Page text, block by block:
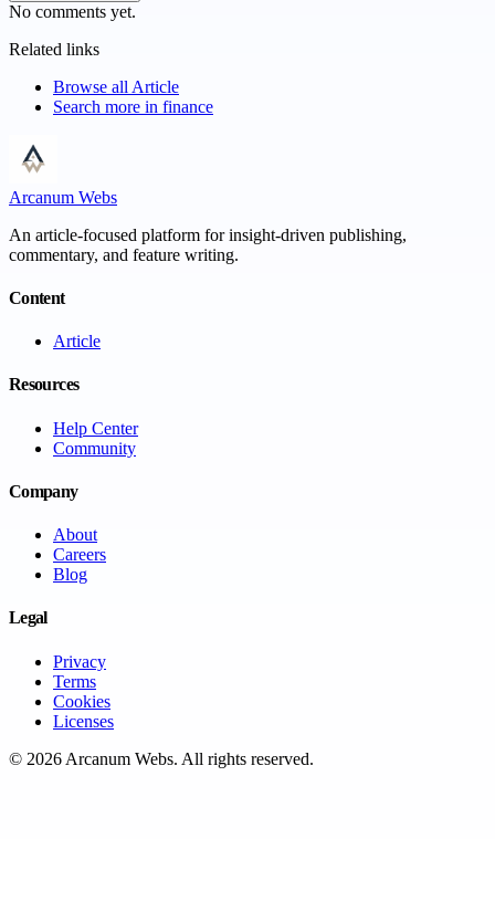
No comments yet.
Related links
Browse all Article
Search more in finance
Arcanum Webs
An article-focused platform for insight-driven publishing,
commentary, and feature writing.
Content
Article
Resources
Help Center
Community
Company
About
Careers
Blog
Legal
Privacy
Terms
Cookies
Licenses
© 2026 Arcanum Webs. All rights reserved.